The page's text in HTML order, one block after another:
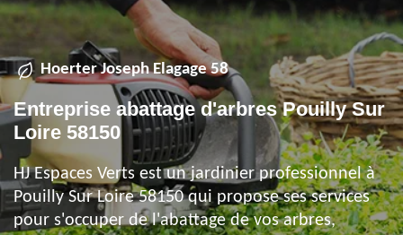
Hoerter Joseph Elagage 58
Entreprise abattage d'arbres Pouilly Sur
Loire 58150
HJ Espaces Verts est un jardinier professionnel à
Pouilly Sur Loire 58150 qui propose ses services
pour s'occuper de l'abattage de vos arbres,